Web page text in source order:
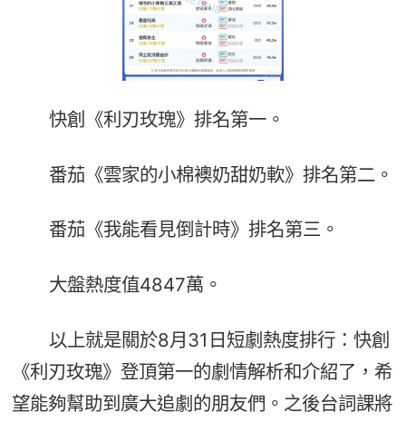
快創《利刃玫瑰》排名第一。
番茄《雲家的小棉襖奶甜奶軟》排名第二。
番茄《我能看見倒計時》排名第三。
大盤熱度值4847萬。
以上就是關於8月31日短劇熱度排行：快創
《利刃玫瑰》登頂第一的劇情解析和介紹了，希
望能夠幫助到廣大追劇的朋友們。之後台詞課將